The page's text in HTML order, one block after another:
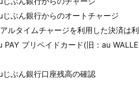
じぶん銀行からのオートチャージ
ルタイムチャージを利用した決済は利
PAY プリペイドカード(旧：au
じぶん銀行口座残高の確認